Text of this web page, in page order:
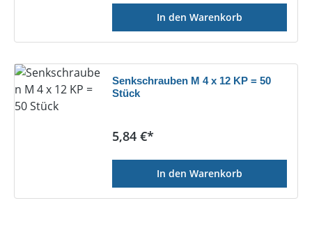
In den Warenkorb
Senkschrauben M 4 x 12 KP = 50
Stück
Regulärer Preis:
5,84 €*
In den Warenkorb